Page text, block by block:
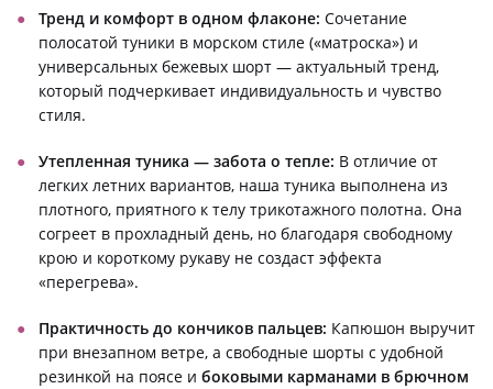
Тренд и комфорт в одном флаконе: Сочетание
полосатой туники в морском стиле («матроска») и
универсальных бежевых шорт — актуальный тренд,
который подчеркивает индивидуальность и чувство
стиля.
Утепленная туника — забота о тепле: В отличие от
легких летних вариантов, наша туника выполнена из
плотного, приятного к телу трикотажного полотна. Она
согреет в прохладный день, но благодаря свободному
крою и короткому рукаву не создаст эффекта
«перегрева».
Практичность до кончиков пальцев: Капюшон выручит
при внезапном ветре, а свободные шорты с удобной
резинкой на поясе и боковыми карманами в брючном